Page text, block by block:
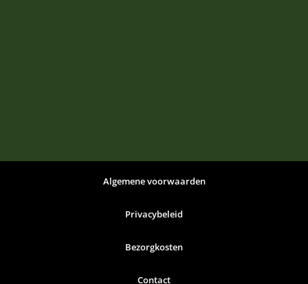
Algemene voorwaarden
Privacybeleid
Bezorgkosten
Contact